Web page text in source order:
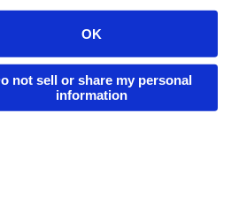
OK
not sell or share my personal
information
Publisher Directory
Redeem Code